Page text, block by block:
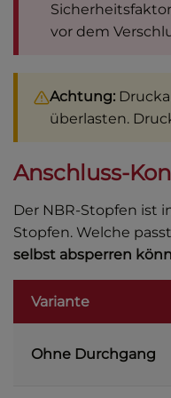
vor dem
Achtung:
überlasten.
Anschluss-
Der NBR-Stopfen ist
Stopfen. Welche
selbst absperren
Variante
Ohne Durchgang